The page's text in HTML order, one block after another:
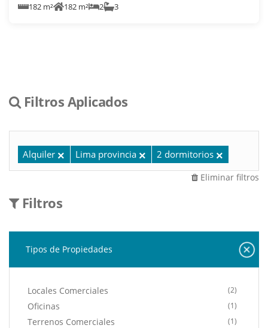
182 m² 182 m² 2 3
Filtros Aplicados
Alquiler Lima provincia 2 dormitorios
Eliminar filtros
Filtros
Tipos de Propiedades
Locales Comerciales (2)
Oficinas (1)
Terrenos Comerciales (1)